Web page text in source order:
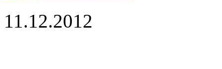
11.12.2012